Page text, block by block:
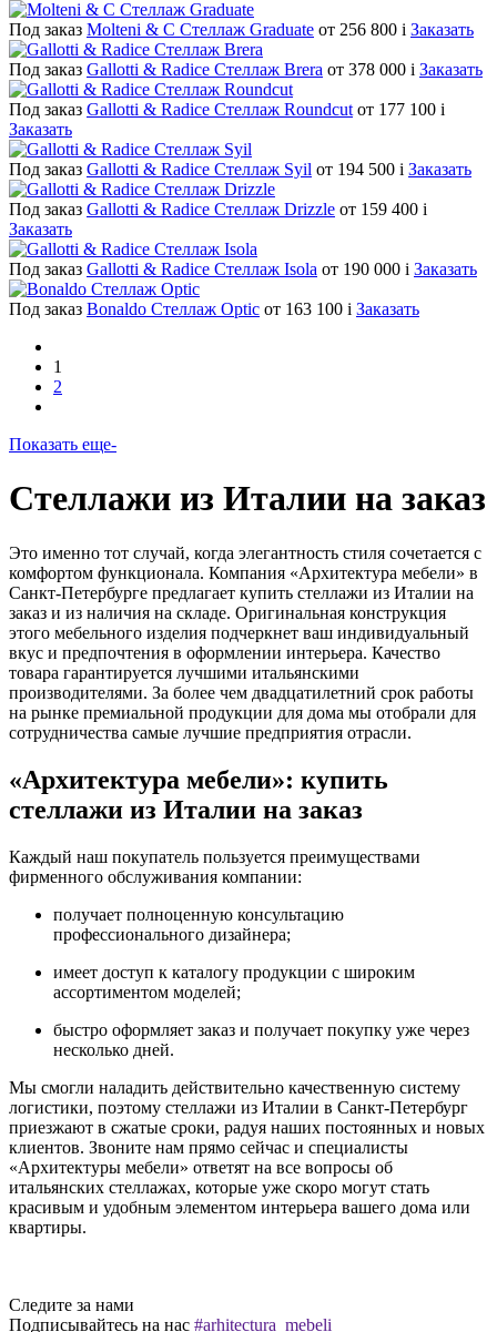
Под заказ Molteni & C Стеллаж Graduate от 256 800 i Заказать
Под заказ Gallotti & Radice Стеллаж Brera от 378 000 i Заказать
Под заказ Gallotti & Radice Стеллаж Roundcut от 177 100 i
Заказать
Под заказ Gallotti & Radice Стеллаж Syil от 194 500 i Заказать
Под заказ Gallotti & Radice Стеллаж Drizzle от 159 400 i
Заказать
Под заказ Gallotti & Radice Стеллаж Isola от 190 000 i Заказать
Под заказ Bonaldo Стеллаж Optic от 163 100 i Заказать
1
2
Показать еще-
Стеллажи из Италии на заказ
Это именно тот случай, когда элегантность стиля сочетается с
комфортом функционала. Компания «Архитектура мебели» в
Санкт-Петербурге предлагает купить стеллажи из Италии на
заказ и из наличия на складе. Оригинальная конструкция
этого мебельного изделия подчеркнет ваш индивидуальный
вкус и предпочтения в оформлении интерьера. Качество
товара гарантируется лучшими итальянскими
производителями. За более чем двадцатилетний срок работы
на рынке премиальной продукции для дома мы отобрали для
сотрудничества самые лучшие предприятия отрасли.
«Архитектура мебели»: купить
стеллажи из Италии на заказ
Каждый наш покупатель пользуется преимуществами
фирменного обслуживания компании:
получает полноценную консультацию
профессионального дизайнера;
имеет доступ к каталогу продукции с широким
ассортиментом моделей;
быстро оформляет заказ и получает покупку уже через
несколько дней.
Мы смогли наладить действительно качественную систему
логистики, поэтому стеллажи из Италии в Санкт-Петербург
приезжают в сжатые сроки, радуя наших постоянных и новых
клиентов. Звоните нам прямо сейчас и специалисты
«Архитектуры мебели» ответят на все вопросы об
итальянских стеллажах, которые уже скоро могут стать
красивым и удобным элементом интерьера вашего дома или
квартиры.
Следите за нами
Подписывайтесь на нас #arhitectura_mebeli